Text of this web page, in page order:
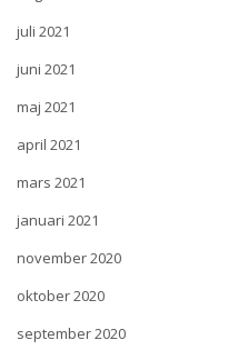
juli 2021
juni 2021
maj 2021
april 2021
mars 2021
januari 2021
november 2020
oktober 2020
september 2020